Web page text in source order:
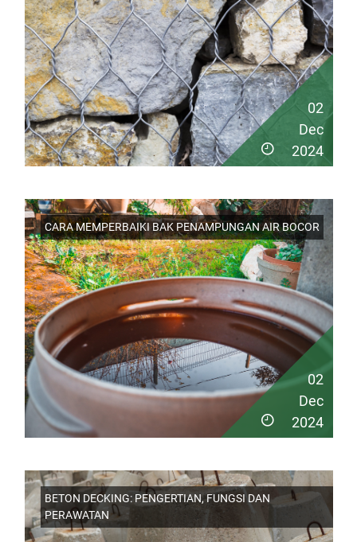
02
Dec
2024
CARA MEMPERBAIKI BAK PENAMPUNGAN AIR BOCOR
02
Dec
2024
BETON DECKING: PENGERTIAN, FUNGSI DAN
PERAWATAN